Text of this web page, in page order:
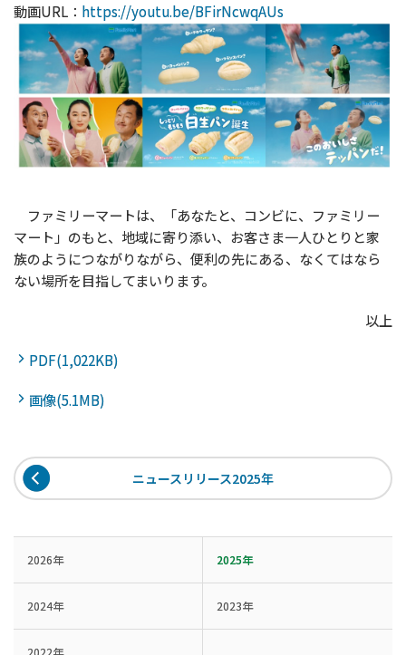
動画URL： https://youtu.be/BFirNcwqAUs
ファミリーマートは、「あなたと、コンビに、ファミリー
マート」のもと、地域に寄り添い、お客さま一人ひとりと家
族のようにつながりながら、便利の先にある、なくてはなら
ない場所を目指してまいります。
以上
PDF(1,022KB)
画像(5.1MB)
ニュースリリース2025年
2026年 2025年
2024年 2023年
2022年